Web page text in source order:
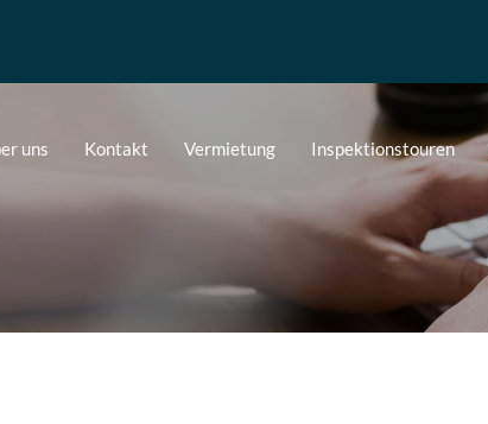
uns Kontakt Vermietung Inspektionstouren